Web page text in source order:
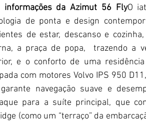
informações da Azimut 56 FlyO
de ponta e design
de estar, descanso e
a praça de popa,  trazendo a
e o conforto de uma
com motores Volvo IPS 950
navegação suave e
para a suíte principal, que
(como um “terraço” da